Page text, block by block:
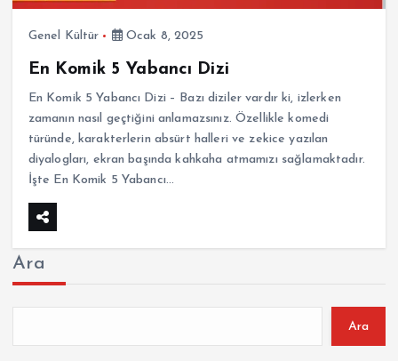
Genel Kültür Ocak 8, 2025
En Komik 5 Yabancı Dizi
En Komik 5 Yabancı Dizi – Bazı diziler vardır ki, izlerken
zamanın nasıl geçtiğini anlamazsınız. Özellikle komedi
türünde, karakterlerin absürt halleri ve zekice yazılan
diyalogları, ekran başında kahkaha atmamızı sağlamaktadır.
İşte En Komik 5 Yabancı…
Ara
Ara